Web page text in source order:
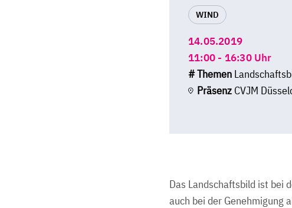
WIND
14.05.2019
11:00 - 16:30 Uhr
# Themen
Präsenz CVJM
Das Landschaftsbild ist bei
auch bei der Genehmigung